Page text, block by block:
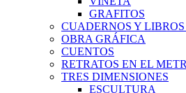
GRAFITOS
CUADERNOS Y
OBRA GRÁFICA
CUENTOS
RETRATOS EN EL
TRES DIMENSIONES
ESCULTURA